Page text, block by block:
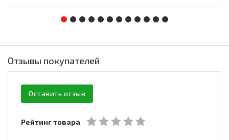
Отзывы покупателей
Оставить отзыв
Рейтинг товара